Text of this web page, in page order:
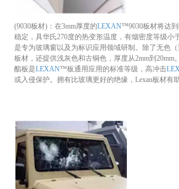
(9030板材)：在3mm厚度的LEXAN™9030板材将达
稳定，具华氏270度的热变形温度，有烟密度等级小
是专为玻璃窗以及为标识应用领域研制。除了无色
板材，还提供浅灰色和古铜色，厚度从2mm到20mm。
酯板是LEXAN™板通用应用的标准等级，高冲击
或入侵保护。拥有比玻璃更好的绝缘，Lexan板材有